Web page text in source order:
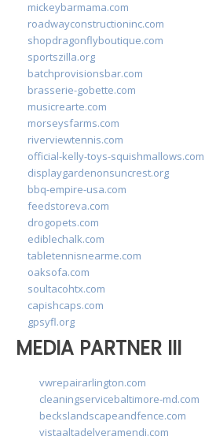
mickeybarmama.com
roadwayconstructioninc.com
shopdragonflyboutique.com
sportszilla.org
batchprovisionsbar.com
brasserie-gobette.com
musicrearte.com
morseysfarms.com
riverviewtennis.com
official-kelly-toys-squishmallows.com
displaygardenonsuncrest.org
bbq-empire-usa.com
feedstoreva.com
drogopets.com
ediblechalk.com
tabletennisnearme.com
oaksofa.com
soultacohtx.com
capishcaps.com
gpsyfl.org
MEDIA PARTNER III
vwrepairarlington.com
cleaningservicebaltimore-md.com
beckslandscapeandfence.com
vistaaltadelveramendi.com